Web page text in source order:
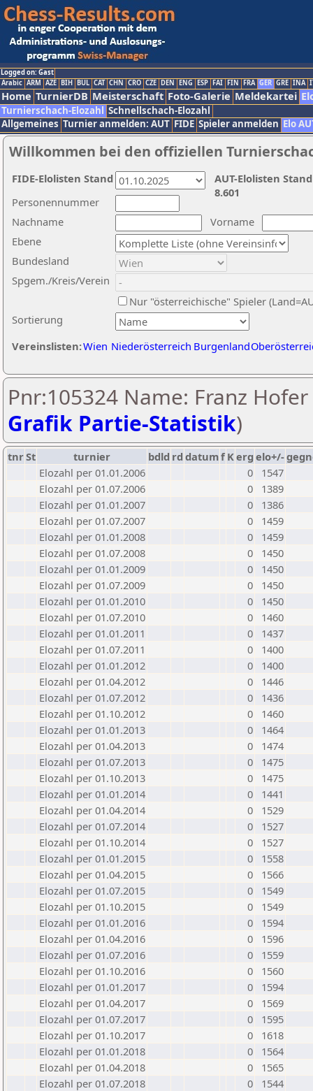
Logged on: Gast
Arabic ARM AZE BIH BUL CAT CHN CRO CZE DEN ENG ESP FAI FIN FRA GER GRE INA
Home TurnierDB Meisterschaft Foto-Galerie Meldekartei
Turnierschach-Elozahl Schnellschach-Elozahl
Allgemeines Turnier anmelden: AUT FIDE Spieler anmelden Elo
Willkommen bei den offiziellen
Nachname
Vorname
Ebene
Sortierung
Personennummer
Bundesland
Spgem./Kreis/Verein
Nur "österreichische" Spieler
Vereinslisten:Wien Niederösterreich Burgenland
AUT-Elolisten
8.601
FIDE-Elolisten Stand
Pnr:105324 Name: Franz Hofer
Grafik Partie-Statistik)
tnrSt turnier bdld rd datumf Kerg elo+/-
Elozahl per 01.01.2006
0
1547
Elozahl per 01.07.2006
0
1389
Elozahl per 01.01.2007
0
1386
Elozahl per 01.07.2007
0
1459
Elozahl per 01.01.2008
0
1459
Elozahl per 01.07.2008
0
1450
Elozahl per 01.01.2009
0
1450
Elozahl per 01.07.2009
0
1450
Elozahl per 01.01.2010
0
1450
Elozahl per 01.07.2010
0
1460
Elozahl per 01.01.2011
0
1437
Elozahl per 01.07.2011
0
1400
Elozahl per 01.01.2012
0
1400
Elozahl per 01.04.2012
0
1446
Elozahl per 01.07.2012
0
1436
Elozahl per 01.10.2012
0
1460
Elozahl per 01.01.2013
0
1464
Elozahl per 01.04.2013
0
1474
Elozahl per 01.07.2013
0
1475
Elozahl per 01.10.2013
0
1475
Elozahl per 01.01.2014
0
1441
Elozahl per 01.04.2014
0
1529
Elozahl per 01.07.2014
0
1527
Elozahl per 01.10.2014
0
1527
Elozahl per 01.01.2015
0
1558
Elozahl per 01.04.2015
0
1566
Elozahl per 01.07.2015
0
1549
Elozahl per 01.10.2015
0
1549
Elozahl per 01.01.2016
0
1594
Elozahl per 01.04.2016
0
1596
Elozahl per 01.07.2016
0
1559
Elozahl per 01.10.2016
0
1560
Elozahl per 01.01.2017
0
1594
Elozahl per 01.04.2017
0
1569
Elozahl per 01.07.2017
0
1595
Elozahl per 01.10.2017
0
1618
Elozahl per 01.01.2018
0
1564
Elozahl per 01.04.2018
0
1565
Elozahl per 01.07.2018
0
1544